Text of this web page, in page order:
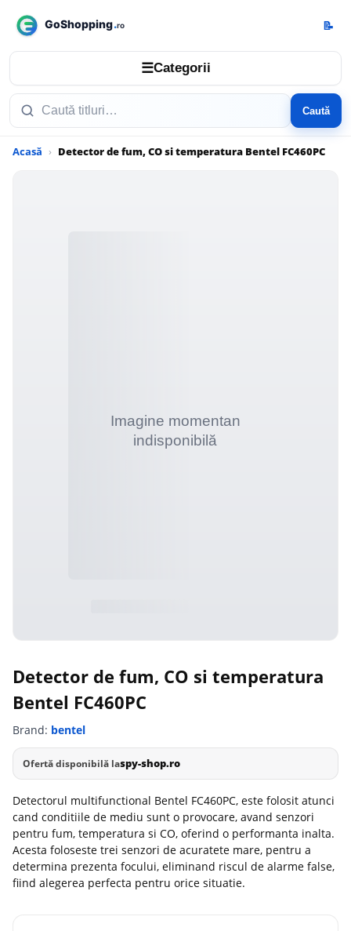
☰Categorii
Caută
📝
Acasă Detector de fum, CO si temperatura Bentel FC460PC
Detector de fum, CO si temperatura
Bentel FC460PC
Brand: bentel
Ofertă disponibilă laspy-shop.ro
Detectorul multifunctional Bentel FC460PC, este folosit atunci
cand conditiile de mediu sunt o provocare, avand senzori
pentru fum, temperatura si CO, oferind o performanta inalta.
Acesta foloseste trei senzori de acuratete mare, pentru a
determina prezenta focului, eliminand riscul de alarme false,
fiind alegerea perfecta pentru orice situatie.